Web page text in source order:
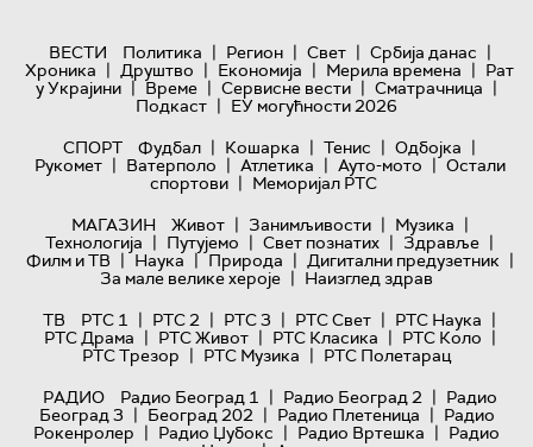
ВЕСТИ Политика | Регион | Свет | Србија данас |
Хроника | Друштво | Економија | Мерила времена | Рат
у Украјини | Време | Сервисне вести | Сматрачница |
Подкаст | ЕУ могућности 2026
СПОРТ
Фудбал | Кошарка | Тенис | Одбојка |
Рукомет | Ватерполо | Атлетика | Ауто-мото | Остали
спортови | Меморијал РТС
МАГАЗИН
Живот | Занимљивости | Музика |
Технологијa | Путујемо | Свет познатих | Здравље |
Филм и ТВ | Наука | Природа | Дигитални предузетник |
За мале велике хероје | Наизглед здрав
ТВ
РТС 1 | РТС 2 | РТС 3 | РТС Свет | РТС Наука |
РТС Драма | РТС Живот | РТС Класика | РТС Коло |
РТС Трезор | РТС Музика | РТС Полетарац
РАДИО
Радио Београд 1 | Радио Београд 2 | Радио
Београд 3 | Београд 202 | Радио Плетеница | Радио
Рокенролер | Радио Џубокс | Радио Вртешка | Радио